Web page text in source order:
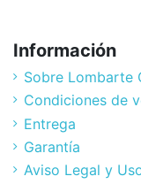
Información
Sobre Lombarte
Condiciones de
Entrega
Garantía
Aviso Legal y